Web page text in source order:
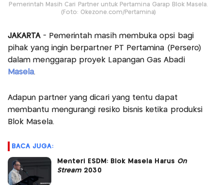
Pemerintah Masih Cari Partner untuk Pertamina Garap Blok Masela.
(Foto: Okezone.com/Pertamina)
JAKARTA - Pemerintah masih membuka opsi bagi
pihak yang ingin berpartner PT Pertamina (Persero)
dalam menggarap proyek Lapangan Gas Abadi
Masela.
Adapun partner yang dicari yang tentu dapat
membantu mengurangi resiko bisnis ketika produksi
Blok Masela.
BACA JUGA:
Menteri ESDM: Blok Masela Harus On
Stream2030